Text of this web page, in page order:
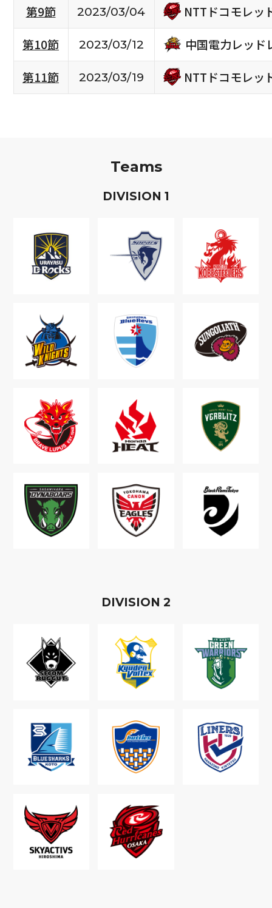
第9節
2023/03/04
NTTドコモレッ
第10節
2023/03/12
中国電力レッド
第11節
2023/03/19 NTTドコモレッ
Teams
DIVISION 1
DIVISION 2